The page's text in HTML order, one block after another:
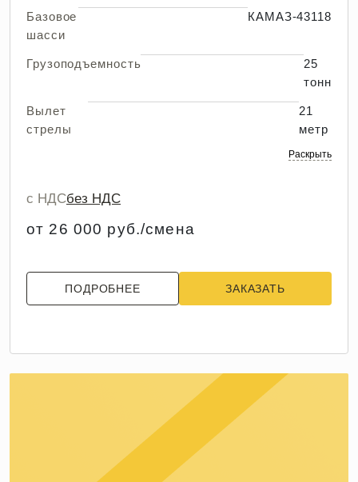
Базовое
шасси
КАМАЗ-43118
Грузоподъемность
25
тонн
Вылет
стрелы
21
метр
Раскрыть
с НДСбез НДС
от 26 000 руб./смена
ПОДРОБНЕЕ ЗАКАЗАТЬ